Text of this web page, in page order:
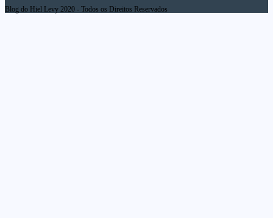
Blog do Hiel Levy 2020 - Todos os Direitos Reservados